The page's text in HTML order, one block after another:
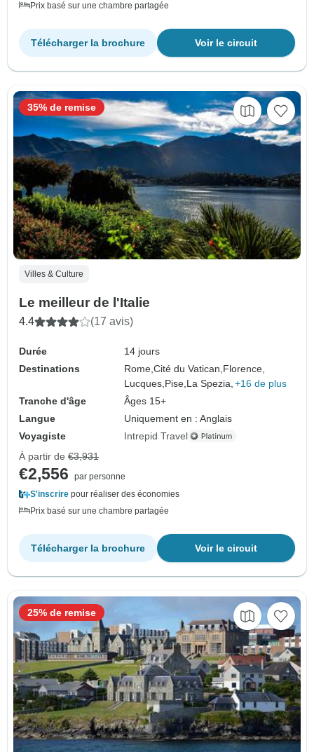
Prix basé sur une chambre partagée
Voir le circuit
Télécharger la brochure
Villes & Culture
Le meilleur de l'Italie
4.4 (17 avis)
Durée
14 jours
Destinations
Rome,Cité du Vatican, Florence,
Lucques, Pise, La Spezia, +16 de plus
Tranche d'âge
Âges 15+
Langue
Uniquement en : Anglais
Voyagiste
Intrepid Travel
35% de remise
À partir de €3,931
€2,556
par personne
S'inscrire pour réaliser des économies
Prix basé sur une chambre partagée
Voir le circuit
Télécharger la brochure
25% de remise